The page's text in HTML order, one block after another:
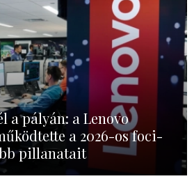
a pályán: a Lenovo
a 2026-os foci-
pillanatait